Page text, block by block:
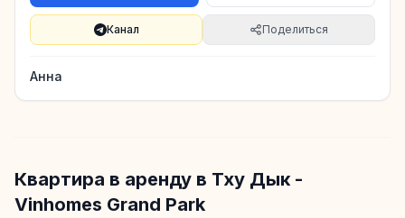
Канал Поделиться
Анна
Квартира в аренду в Тху Дык -
Vinhomes Grand Park